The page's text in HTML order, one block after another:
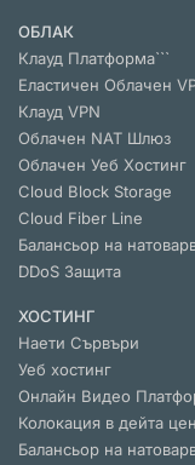
ОБЛАК
Клауд Платформа```
Еластичен Облачен
Клауд VPN
Облачен NАТ Шлюз
Облачен Уеб Хостинг
Cloud Block Storage
Cloud Fiber Line
Балансьор на
DDoS Защита
ХОСТИНГ
Наети Сървъри
Уеб хостинг
Онлайн Видео
Колокация в дейта
Балансьор на